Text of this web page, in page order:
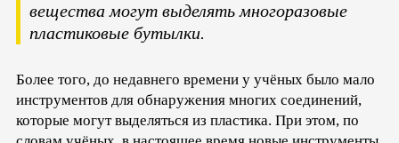
вещества могут выделять многоразовые
пластиковые бутылки.
Более того, до недавнего времени у учёных было мало
инструментов для обнаружения многих соединений,
которые могут выделяться из пластика. При этом, по